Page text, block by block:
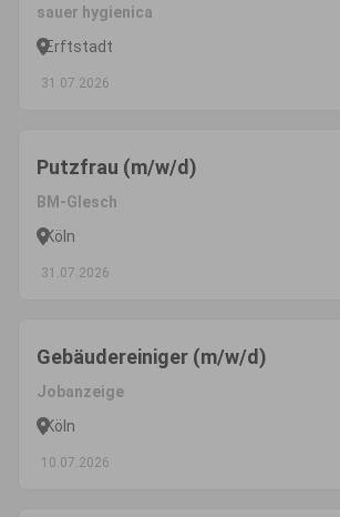
sauer hygienica
Erftstadt
31.07.2026
Putzfrau (m/w/d)
BM-Glesch
Köln
31.07.2026
Gebäudereiniger (m/w/d)
Jobanzeige
Köln
10.07.2026